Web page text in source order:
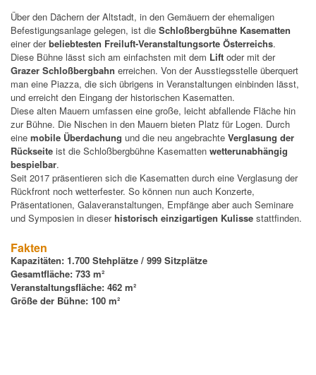
Über den Dächern der Altstadt, in den Gemäuern der ehemaligen
Befestigungsanlage gelegen, ist die Schloßbergbühne Kasematten
einer derbeliebtesten Freiluft-Veranstaltungsorte Österreichs.
Diese Bühne lässt sich am einfachsten mit dem Lift oder mit der
Grazer Schloßbergbahn erreichen. Von der Ausstiegsstelle überquert
man eine Piazza, die sich übrigens in Veranstaltungen einbinden lässt,
und erreicht den Eingang der historischen Kasematten.
Diese alten Mauern umfassen eine große, leicht abfallende Fläche hin
zur Bühne. Die Nischen in den Mauern bieten Platz für Logen. Durch
eine mobile Überdachung und die neu angebrachte Verglasung der
Rückseite ist die Schloßbergbühne Kasematten wetterunabhängig
bespielbar.
Seit 2017 präsentieren sich die Kasematten durch eine Verglasung der
Rückfront noch wetterfester. So können nun auch Konzerte,
Präsentationen, Galaveranstaltungen, Empfänge aber auch Seminare
und Symposien in dieserhistorisch einzigartigen Kulisse stattfinden.
Fakten
Kapazitäten: 1.700 Stehplätze / 999 Sitzplätze
Gesamtfläche: 733 m²
Veranstaltungsfläche: 462 m²
Größe der Bühne: 100 m²